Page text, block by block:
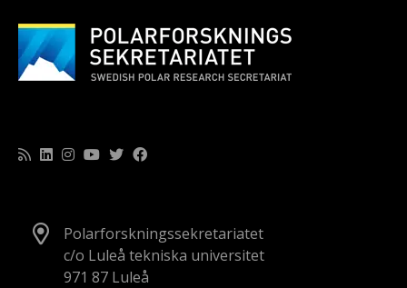
Polarforskningssekretariatet
c/o Luleå tekniska universitet
971 87 Luleå